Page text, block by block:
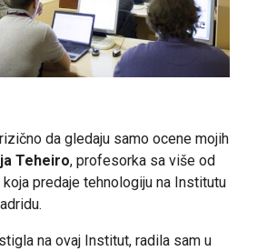
da gledaju samo ocene mojih
Teheiro, profesorka sa više od
predaje tehnologiju na Institutu
na ovaj Institut, radila sam u